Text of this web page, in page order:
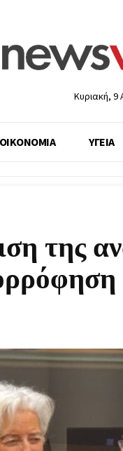
Κυριακή, 9
ΟΙΚΟΝΟΜΙΑ ΥΓΕΙΑ
της